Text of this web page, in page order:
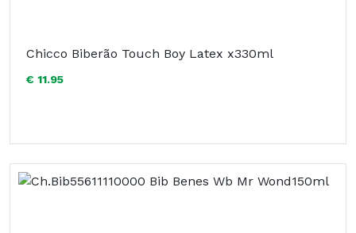
Chicco Biberão Touch Boy Latex x330ml
€ 11.95